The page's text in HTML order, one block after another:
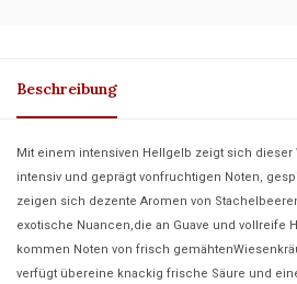
Beschreibung
Mit einem intensiven Hellgelb zeigt sich dieser
intensiv und geprägt vonfruchtigen Noten,
zeigen sich dezente Aromen von
exotische Nuancen,die an Guave und vollreife
kommen Noten von frisch
verfügt übereine knackig frische Säure und